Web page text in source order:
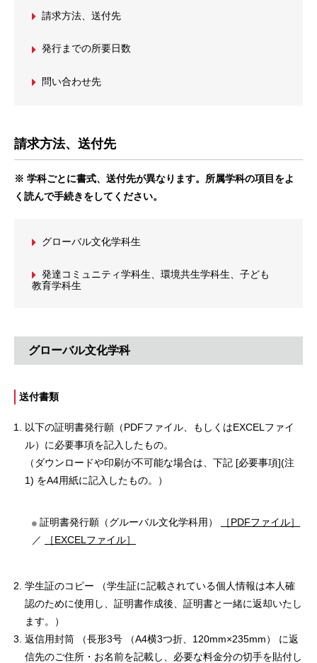
請求方法、送付先
発行までの所要日数
問い合わせ先
請求方法、送付先
※ 学科ごとに書式、送付先が異なります。所属学科の項目をよ
く読んで手続きをしてください。
グローバル文化学科生
発達コミュニティ学科生、環境共生学科生、子ども
教育学科生
グローバル文化学科
送付書類
以下の証明書発行願 （PDFファイル、もしくはEXCELファイ
ル）に必要事項を記入したもの。
（ダウンロードや印刷が不可能な場合は、下記 [必要事項](注
1) をA4用紙に記入したもの。）
証明書発行願（グルーバル文化学科用）
［PDFファイル］
／
［EXCELファイル］
学生証のコピー （学生証に記載されている個人情報は本人確
認のために使用し、証明書作成後、証明書と一緒に返却いたし
ます。）
返信用封筒 （長形3号 （A4横3つ折、120mm×235mm） に返
信先のご住所・お名前を記載し、必要な料金分の切手を貼付し